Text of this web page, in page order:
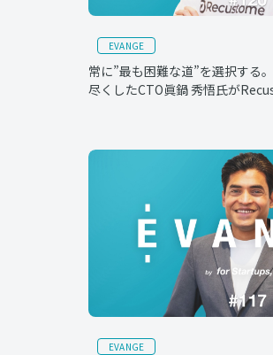
EVANGE
常に”最も困難な道”を選択する
尽くしたCTO眞鍋 秀悟氏が
EVANGE